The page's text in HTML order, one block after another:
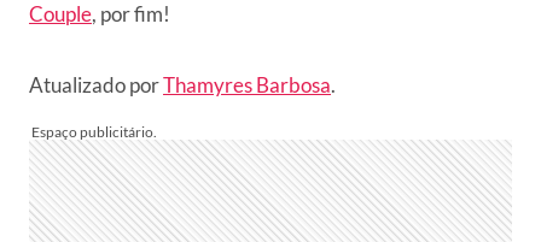
Couple, por fim!
Atualizado porThamyres Barbosa.